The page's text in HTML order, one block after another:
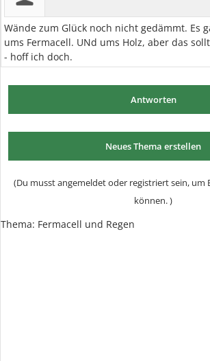
Wände zum Glück noch nicht gedämmt. Es
ums Fermacell. UNd ums Holz, aber das
- hoff ich doch.
Antworten
Neues Thema erstellen
(Du musst angemeldet oder registriert sein, um
können. )
Thema: Fermacell und Regen